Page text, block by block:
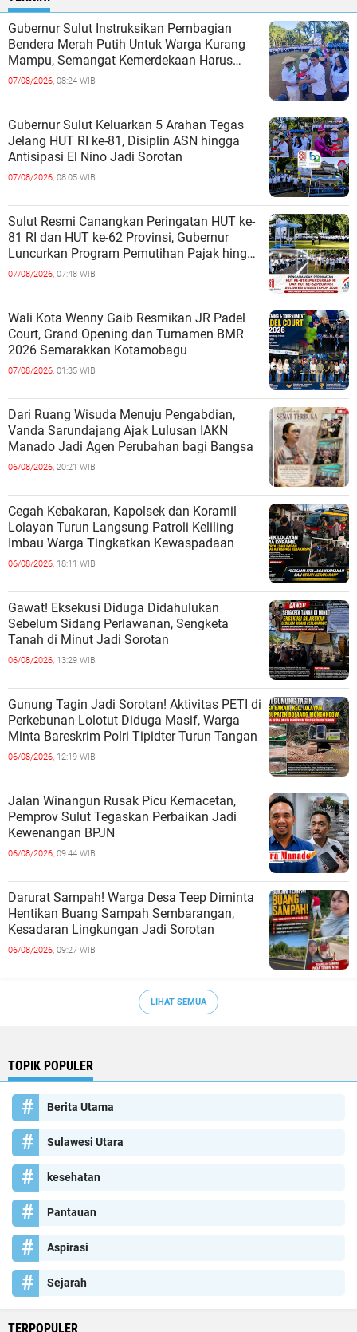
Gubernur Sulut Instruksikan Pembagian
Bendera Merah Putih Untuk Warga Kurang
Mampu, Semangat Kemerdekaan Harus
Dirasakan Semua
07/08/2026, 08:24 WIB
Gubernur Sulut Keluarkan 5 Arahan Tegas
Jelang HUT RI ke-81, Disiplin ASN hingga
Antisipasi El Nino Jadi Sorotan
07/08/2026, 08:05 WIB
Sulut Resmi Canangkan Peringatan HUT ke-
81 RI dan HUT ke-62 Provinsi, Gubernur
Luncurkan Program Pemutihan Pajak hingga
Pembagian Jutaan Bibit Kelapa
07/08/2026, 07:48 WIB
Wali Kota Wenny Gaib Resmikan JR Padel
Court, Grand Opening dan Turnamen BMR
2026 Semarakkan Kotamobagu
07/08/2026, 01:35 WIB
Dari Ruang Wisuda Menuju Pengabdian,
Vanda Sarundajang Ajak Lulusan IAKN
Manado Jadi Agen Perubahan bagi Bangsa
06/08/2026, 20:21 WIB
Cegah Kebakaran, Kapolsek dan Koramil
Lolayan Turun Langsung Patroli Keliling
Imbau Warga Tingkatkan Kewaspadaan
06/08/2026, 18:11 WIB
Gawat! Eksekusi Diduga Didahulukan
Sebelum Sidang Perlawanan, Sengketa
Tanah di Minut Jadi Sorotan
06/08/2026, 13:29 WIB
Gunung Tagin Jadi Sorotan! Aktivitas PETI di
Perkebunan Lolotut Diduga Masif, Warga
Minta Bareskrim Polri Tipidter Turun Tangan
06/08/2026, 12:19 WIB
Jalan Winangun Rusak Picu Kemacetan,
Pemprov Sulut Tegaskan Perbaikan Jadi
Kewenangan BPJN
06/08/2026, 09:44 WIB
Darurat Sampah! Warga Desa Teep Diminta
Hentikan Buang Sampah Sembarangan,
Kesadaran Lingkungan Jadi Sorotan
06/08/2026, 09:27 WIB
LIHAT SEMUA
TOPIK POPULER
Berita Utama
Sulawesi Utara
kesehatan
Pantauan
Aspirasi
Sejarah
TERPOPULER